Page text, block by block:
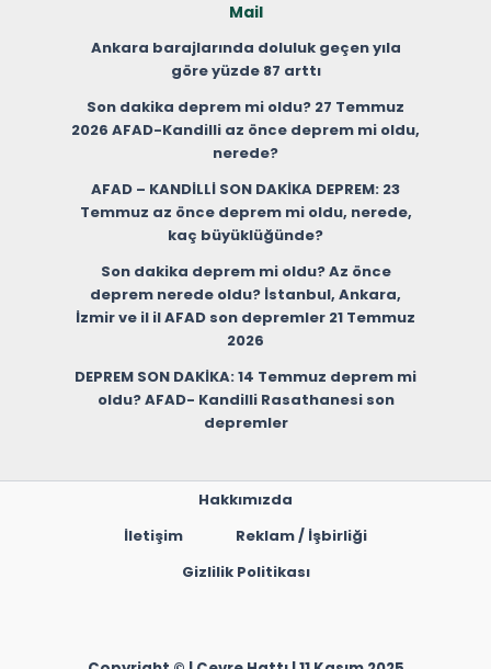
Mail
Ankara barajlarında doluluk geçen yıla
göre yüzde 87 arttı
Son dakika deprem mi oldu? 27 Temmuz
2026 AFAD-Kandilli az önce deprem mi oldu,
nerede?
AFAD – KANDİLLİ SON DAKİKA DEPREM: 23
Temmuz az önce deprem mi oldu, nerede,
kaç büyüklüğünde?
Son dakika deprem mi oldu? Az önce
deprem nerede oldu? İstanbul, Ankara,
İzmir ve il il AFAD son depremler 21 Temmuz
2026
DEPREM SON DAKİKA: 14 Temmuz deprem mi
oldu? AFAD- Kandilli Rasathanesi son
depremler
Hakkımızda
İletişim
Reklam / İşbirliği
Gizlilik Politikası